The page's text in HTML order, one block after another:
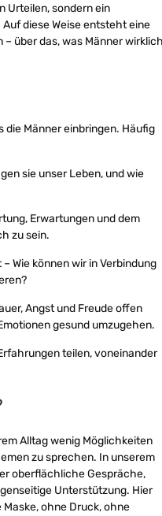
Urteilen, sondern ein
diese Weise entsteht eine
über das, was Männer
die Männer einbringen. Häufig
sie unser Leben, und wie
Erwartungen und dem
zu sein.
Wie können wir in Verbindung
Angst und Freude offen
gesund umzugehen.
teilen, voneinander
Alltag wenig Möglichkeiten
zu sprechen. In unserem
oberflächliche Gespräche,
Unterstützung. Hier
ohne Druck, ohne